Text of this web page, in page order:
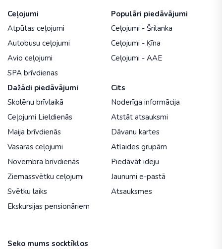
Ceļojumi
Atpūtas ceļojumi
Autobusu ceļojumi
Avio ceļojumi
SPA brīvdienas
Populāri piedāvājumi
Ceļojumi - Šrilanka
Ceļojumi - Ķīna
Ceļojumi - AAE
Dažādi piedāvājumi
Skolēnu brīvlaikā
Ceļojumi Lieldienās
Maija brīvdienās
Vasaras ceļojumi
Novembra brīvdienās
Ziemassvētku ceļojumi
Svētku laiks
Ekskursijas pensionāriem
Cits
Noderīga informācija
Atstāt atsauksmi
Dāvanu kartes
Atlaides grupām
Piedāvāt ideju
Jaunumi e-pastā
Atsauksmes
Seko mums socktīklos